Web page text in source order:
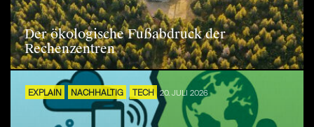
Der ökologische Fußabdruck der
Rechenzentren
EXPLAIN NACHHALTIG TECH 20. JULI 2026